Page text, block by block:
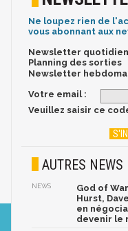
Ne loupez rien de
vous abonnant aux
Newsletter
Planning des sorties
Newsletter
Votre email :
Veuillez saisir ce
AUTRES NEWS
NEWS
God of
Hurst,
en
devenir le